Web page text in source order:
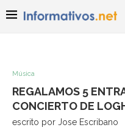
Música
REGALAMOS 5
CONCIERTO DE
escrito por Jose Escribano